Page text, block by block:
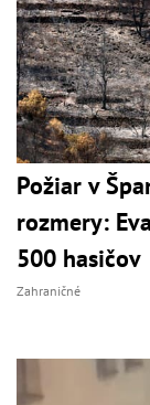
Požiar v
rozmery:
500 hasičov
Zahraničné